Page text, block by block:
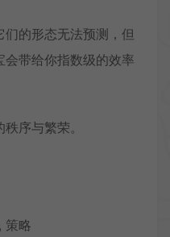
的形态无法预测，但
带给你指数级的效率
序与繁荣。
策略